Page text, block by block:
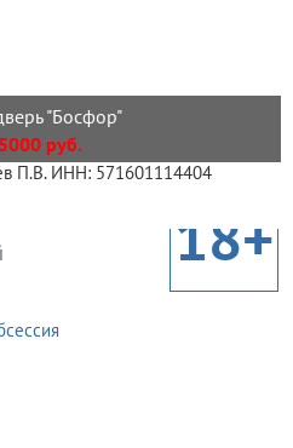
"Босфор"
руб.
П.В. ИНН: 571601114404
18+